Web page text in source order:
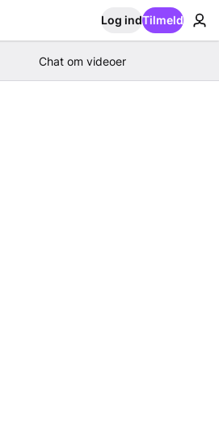
Log indTilmeld
Chat om videoer